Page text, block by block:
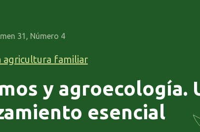
31, Número 4
agricultura familiar
y agroecología.
esencial